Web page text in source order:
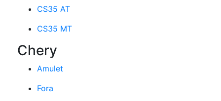
CS35 AT
CS35 MT
Chery
Amulet
Fora